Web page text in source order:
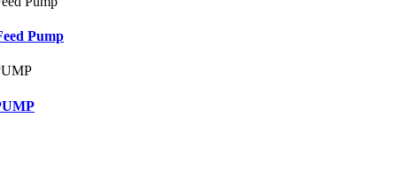
Pump